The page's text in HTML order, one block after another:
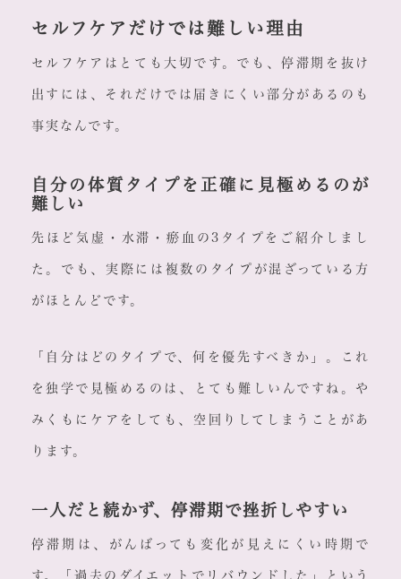
セルフケアだけでは難しい理由
セルフケアはとても大切です。でも、停滞期を抜け
出すには、それだけでは届きにくい部分があるのも
事実なんです。
自分の体質タイプを正確に見極めるのが
難しい
先ほど気虚・水滞・瘀血の3タイプをご紹介しまし
た。でも、実際には複数のタイプが混ざっている方
がほとんどです。
「自分はどのタイプで、何を優先すべきか」。これ
を独学で見極めるのは、とても難しいんですね。や
みくもにケアをしても、空回りしてしまうことがあ
ります。
一人だと続かず、停滞期で挫折しやすい
停滞期は、がんばっても変化が見えにくい時期で
す。「過去のダイエットでリバウンドした」という